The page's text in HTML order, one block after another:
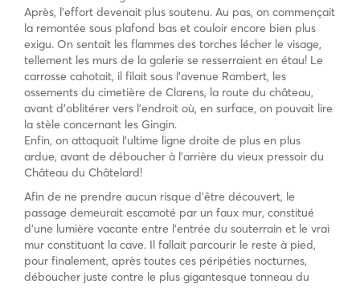
Après, l’effort devenait plus soutenu. Au pas, on commençait
la remontée sous plafond bas et couloir encore bien plus
exigu. On sentait les flammes des torches lécher le visage,
tellement les murs de la galerie se resserraient en étau! Le
carrosse cahotait, il filait sous l’avenue Rambert, les
ossements du cimetière de Clarens, la route du château,
avant d’oblitérer vers l’endroit où, en surface, on pouvait lire
la stèle concernant les Gingin.
Enfin, on attaquait l’ultime ligne droite de plus en plus
ardue, avant de déboucher à l’arrière du vieux pressoir du
Château du Châtelard!
Afin de ne prendre aucun risque d’être découvert, le
passage demeurait escamoté par un faux mur, constitué
d’une lumière vacante entre l’entrée du souterrain et le vrai
mur constituant la cave. Il fallait parcourir le reste à pied,
pour finalement, après toutes ces péripéties nocturnes,
déboucher juste contre le plus gigantesque tonneau du